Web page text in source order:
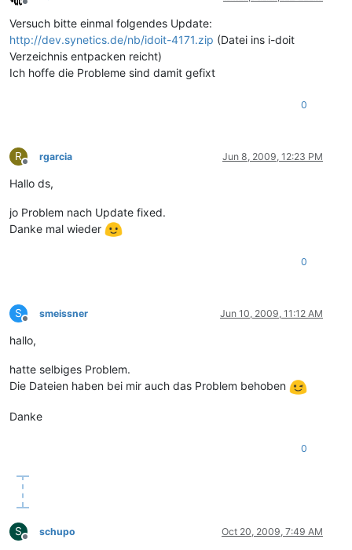
Offline
Versuch bitte einmal folgendes Update:
http://dev.synetics.de/nb/idoit-4171.zip (Datei ins i-doit
Verzeichnis entpacken reicht)
Ich hoffe die Probleme sind damit gefixt
0
R
Offline
rgarcia Jun 8, 2009, 12:23 PM
Hallo ds,
jo Problem nach Update fixed.
Danke mal wieder
0
S
Offline
smeissner Jun 10, 2009, 11:12 AM
hallo,
hatte selbiges Problem.
Die Dateien haben bei mir auch das Problem behoben
Danke
0
S
Offline
schupo Oct 20, 2009, 7:49 AM